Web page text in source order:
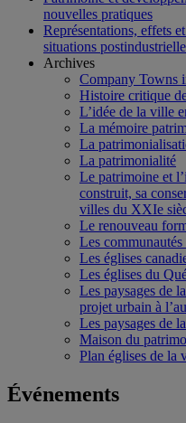
nouvelles pratiques
Représentations, effets
situations
Archives
Company Towns
Histoire critique
L’idée de la ville
La mémoire
La
La patrimonialité
Le patrimoine et
construit, sa
villes du XXIe
Le renouveau
Les
Les églises
Les églises du
Les paysages de
projet urbain à
Les paysages de
Maison du
Plan églises de la
Événements